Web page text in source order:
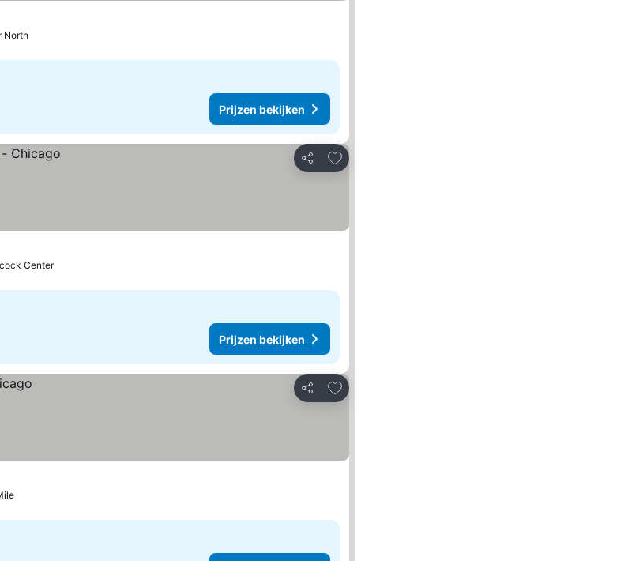
North
Prijzen bekijken
Delen
Toevoegen aan favorieten
Center
Prijzen bekijken
Delen
Toevoegen aan favorieten